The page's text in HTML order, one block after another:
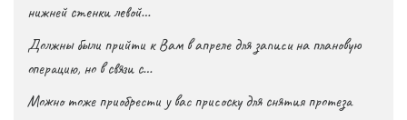
нижней стенки левой…
Должны были прийти к Вам в апреле для записи на плановую
операцию, но в связи с…
Можно тоже приобрести у вас присоску для снятия протеза